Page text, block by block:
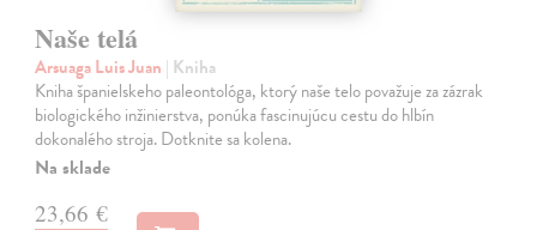
Naše telá
Arsuaga Luis Juan | Kniha
Kniha španielskeho paleontológa, ktorý naše telo považuje za zázrak
biologického inžinierstva, ponúka fascinujúcu cestu do hlbín
dokonalého stroja. Dotknite sa kolena.
Na sklade
23,66 €